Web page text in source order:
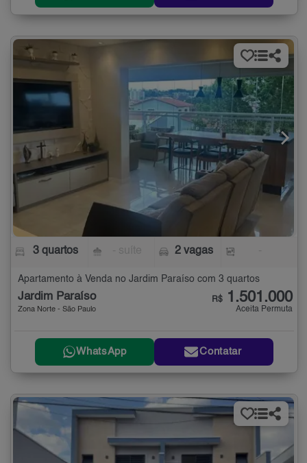
3 quartos 2 vagas
Apartamento à Venda no Jardim Paraíso com 3 quartos
Jardim Paraíso
Zona Norte - São Paulo
R$ 1.501.000
Aceita Permuta
WhatsApp Contatar